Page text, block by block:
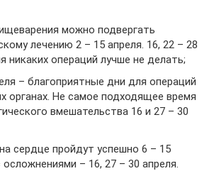
можно подвергать
лечению 2 – 15 апреля. 16, 22 – 28
никаких операций лучше не делать;
– благоприятные дни для операций
органах. Не самое подходящее время
вмешательства 16 и 27 – 30
сердце пройдут успешно 6 – 15
осложнениями – 16, 27 – 30 апреля.